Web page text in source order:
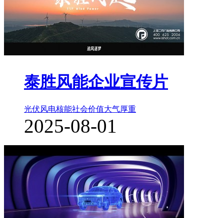
泰胜风能企业宣传片
光伏风电核能社会价值大气厚重
2025-08-01